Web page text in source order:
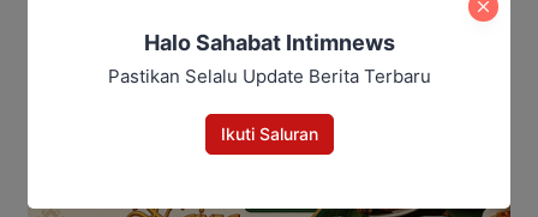
Halo Sahabat Intimnews
Pastikan Selalu Update Berita Terbaru
Ikuti Saluran